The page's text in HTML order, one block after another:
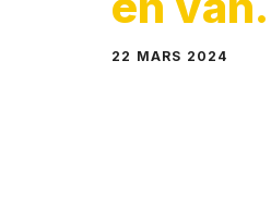
22 MARS 2024